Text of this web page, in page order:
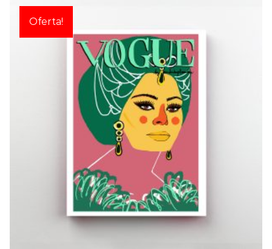
Oferta!
VOGUE: SOPHIA
€ 20,00 €15,00